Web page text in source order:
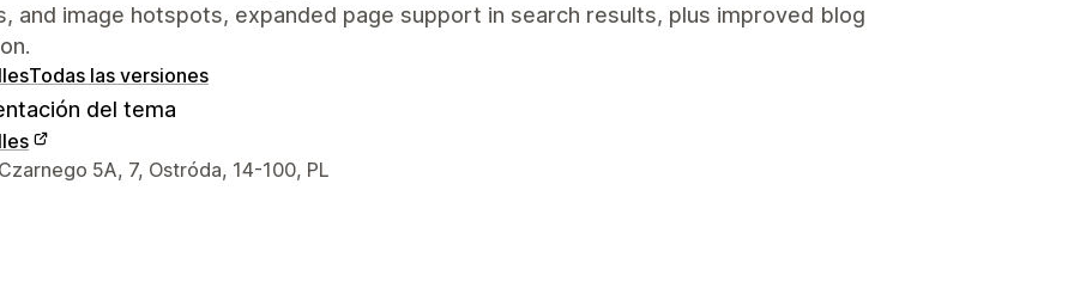
and image hotspots, expanded page support in search results, plus improved blog
Todas las versiones
del tema
contacto del diseñador
5A, 7, Ostróda, 14-100, PL